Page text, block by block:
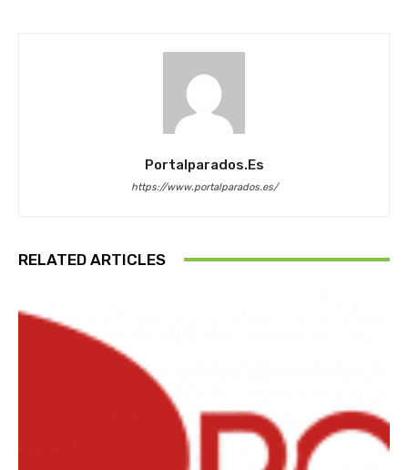
Portalparados.es
https://www.portalparados.es/
RELATED ARTICLES